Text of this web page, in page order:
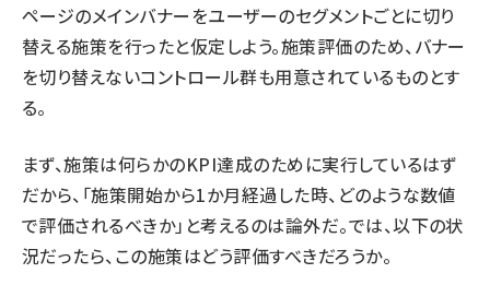
ページのメインバナーをユーザーのセグメントごとに切り
替える施策を行ったと仮定しよう。施策評価のため、バナー
を切り替えないコントロール群も用意されているものとす
る。
まず、施策は何らかのKPI達成のために実行しているはず
だから、「施策開始から1か月経過した時、どのような数値
で評価されるべきか」と考えるのは論外だ。では、以下の状
況だったら、この施策はどう評価すべきだろうか。